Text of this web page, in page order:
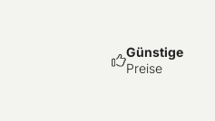
Günstige
Preise